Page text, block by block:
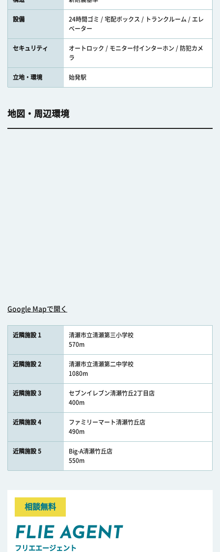
設備
24時間ゴミ / 宅配ボックス / トランクルーム / エレ
ベーター
セキュリティ
オートロック / モニター付インターホン / 防犯カメ
ラ
立地・環境 始発駅
地図・周辺環境
Google Mapで開く
近隣施設 1
清瀬市立清瀬第三小学校
570m
近隣施設 2
清瀬市立清瀬第二中学校
1080m
近隣施設 3
セブンイレブン清瀬竹丘2丁目店
400m
近隣施設 4
ファミリーマート清瀬竹丘店
490m
近隣施設 5
Big-A清瀬竹丘店
550m
相談無料
FLIE AGENT
フリエエージェント